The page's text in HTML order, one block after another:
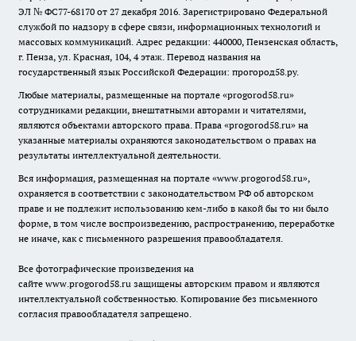
ЭЛ № ФС77-68170 от 27 декабря 2016. Зарегистрировано Федеральной
службой по надзору в сфере связи, информационных технологий и
массовых коммуникаций. Адрес редакции: 440000, Пензенская область,
г. Пенза, ул. Красная, 104, 4 этаж. Перевод названия на
государственный язык Российской Федерации: прогород58.ру.
Любые материалы, размещенные на портале «progorod58.ru»
сотрудниками редакции, внештатными авторами и читателями,
являются объектами авторского права. Права «progorod58.ru» на
указанные материалы охраняются законодательством о правах на
результаты интеллектуальной деятельности.
Вся информация, размещенная на портале «www.progorod58.ru»,
охраняется в соответствии с законодательством РФ об авторском
праве и не подлежит использованию кем-либо в какой бы то ни было
форме, в том числе воспроизведению, распространению, переработке
не иначе, как с письменного разрешения правообладателя.
Все фотографические произведения на
сайте www.progorod58.ru защищены авторским правом и являются
интеллектуальной собственностью. Копирование без письменного
согласия правообладателя запрещено.